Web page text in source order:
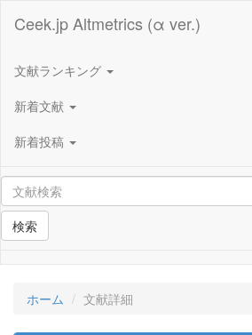
Ceek.jp Altmetrics (α ver.)
文献ランキング
新着文献
新着投稿
検索
ホーム 文献詳細